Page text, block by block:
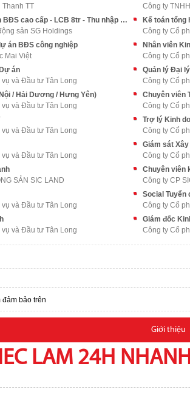
Thanh TT
Công ty
Nhân viên kinh doanh BĐS cao cấp - LCB 8tr - Thu nhập upto 70tr++
sản SG Holdings
Kế toán tổng
Công ty Cổ
án BĐS công nghiệp
Mai Việt
Nhân viên
Công ty Cổ
án
và Đầu tư Tân Long
Quản lý Đại lý
Công ty Cổ
/ Hải Dương / Hưng Yên)
và Đầu tư Tân Long
Chuyên viên
Công ty Cổ
và Đầu tư Tân Long
Trợ lý Kinh
Công ty Cổ
và Đầu tư Tân Long
Giám sát
Công ty Cổ
SẢN SIC LAND
Chuyên viên
Công ty CP
và Đầu tư Tân Long
Social Tuyển
Công ty Cổ
và Đầu tư Tân Long
Giám đốc
Công ty Cổ
đảm bảo trên
Giới thiệu
LAM 24H